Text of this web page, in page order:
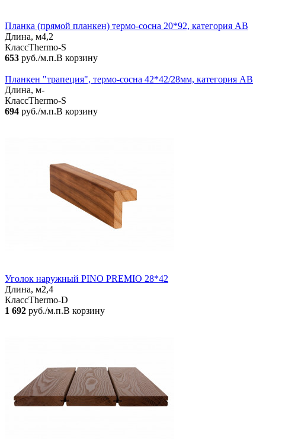
Планка (прямой планкен) термо-сосна 20*92, категория AB
Длина, м4,2
КлассThermo-S
653 руб./м.п.В корзину
Планкен "трапеция", термо-сосна 42*42/28мм, категория АВ
Длина, м-
КлассThermo-S
694 руб./м.п.В корзину
Уголок наружный PINO PREMIO 28*42
Длина, м2,4
КлассThermo-D
1 692 руб./м.п.В корзину